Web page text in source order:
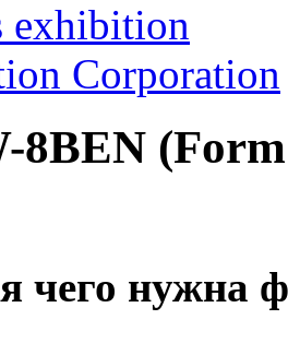
exhibition
Corporation
8BEN
чего нужна